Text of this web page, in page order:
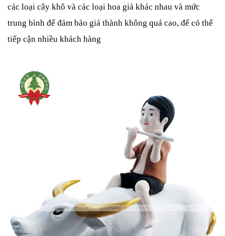
các loại cây khô và các loại hoa giả khác nhau và mức
trung bình để đảm bảo giá thành không quá cao, để có thể
tiếp cận nhiều khách hàng